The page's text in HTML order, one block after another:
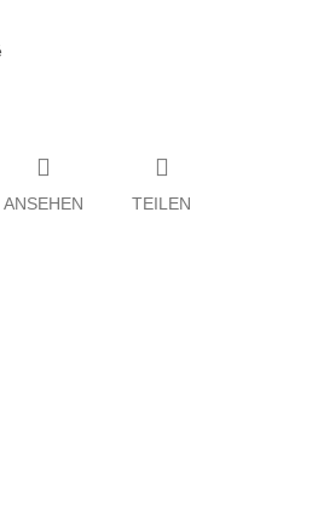
ANSEHEN TEILEN